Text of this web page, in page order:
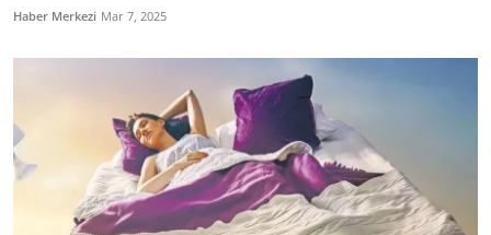
Haber Merkezi Mar 7, 2025